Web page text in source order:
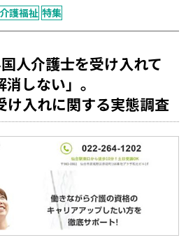
お問い合わせ
護福祉 特集
人介護士を受け入れて
しない」。
け入れに関する実態調査